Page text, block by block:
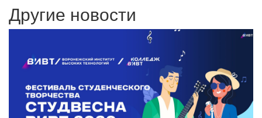
Другие новости